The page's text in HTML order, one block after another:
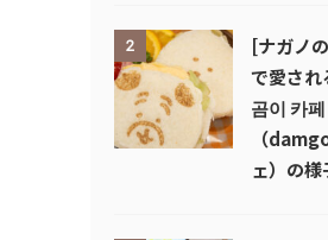
2
[ナガノ
で愛され
곰이 카페
（
ェ）の